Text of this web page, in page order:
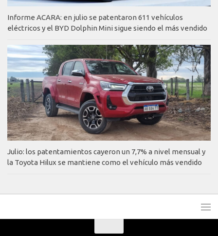
Informe ACARA: en julio se patentaron 611 vehículos
eléctricos y el BYD Dolphin Mini sigue siendo el más vendido
Julio: los patentamientos cayeron un 7,7% a nivel mensual y
la Toyota Hilux se mantiene como el vehículo más vendido